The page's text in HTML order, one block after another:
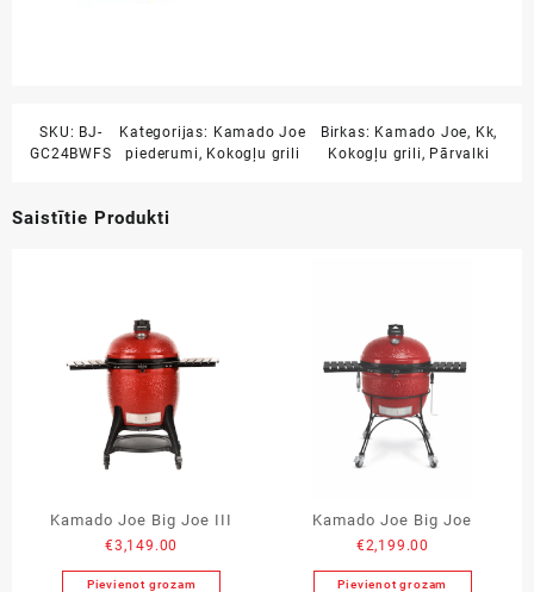
SKU: BJ-
GC24BWFS
Kategorijas: Kamado Joe
piederumi, Kokogļu grili
Birkas: Kamado Joe, Kk,
Kokogļu grili, Pārvalki
Saistītie Produkti
Kamado Joe Big Joe III
€3,149.00
Pievienot grozam
Kamado Joe Big Joe
€2,199.00
Pievienot grozam